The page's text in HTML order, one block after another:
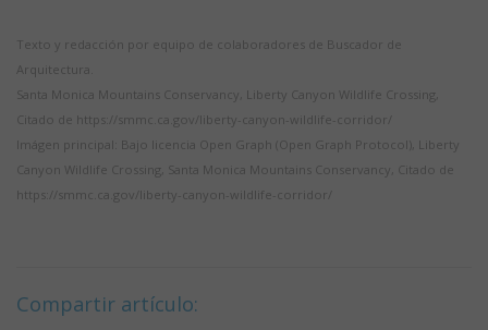
Texto y redacción por equipo de colaboradores de Buscador de
Arquitectura.
Santa Monica Mountains Conservancy, Liberty Canyon Wildlife Crossing,
Citado de https://smmc.ca.gov/liberty-canyon-wildlife-corridor/
Imágen principal: Bajo licencia Open Graph (Open Graph Protocol), Liberty
Canyon Wildlife Crossing, Santa Monica Mountains Conservancy, Citado de
https://smmc.ca.gov/liberty-canyon-wildlife-corridor/
Compartir artículo: